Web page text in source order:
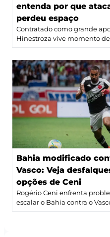
entenda por que
perdeu espaço
Contratado como grande
Hinestroza vive momento de
Bahia modificado
Vasco: Veja
opções de Ceni
Rogério Ceni enfrenta
escalar o Bahia contra o